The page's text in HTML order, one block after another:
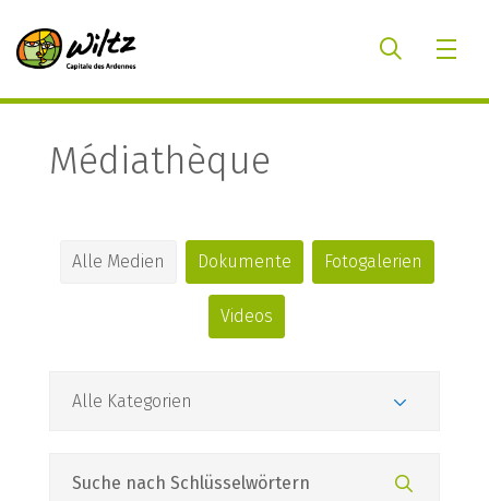
Médiathèque
Alle Medien Dokumente Fotogalerien
Videos